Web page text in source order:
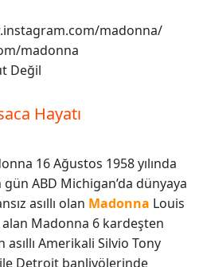
madonna/
madonna
Değil
Hayatı
16 Ağustos 1958 yılında
ABD Michigan’da dünyaya
asıllı olan Madonna Louis
alan Madonna 6 kardeşten
asıllı Amerikali Silvio Tony
Detroit banliyölerinde